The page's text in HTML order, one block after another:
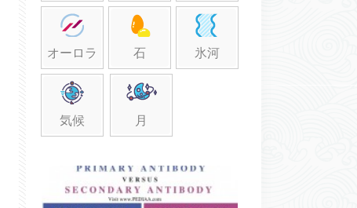
オーロラ 石 氷河
気候 月